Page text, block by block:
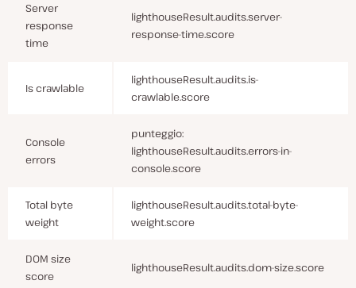
Server
response
time
lighthouseResult.audits.server-
response-time.score
Is crawlable
lighthouseResult.audits.is-
crawlable.score
Console
errors
punteggio:
lighthouseResult.audits.errors-in-
console.score
Total byte
weight
lighthouseResult.audits.total-byte-
weight.score
DOM size
score
lighthouseResult.audits.dom-size.score